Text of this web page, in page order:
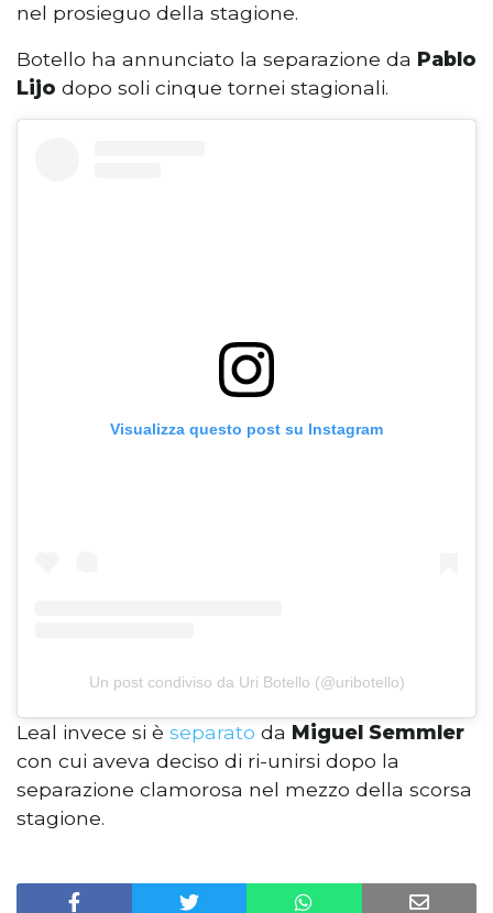
nel prosieguo della stagione.
Botello ha annunciato la separazione da Pablo
Lijo dopo soli cinque tornei stagionali.
Visualizza questo post su Instagram
Un post condiviso da Uri Botello (@uribotello)
Leal invece si è separato da Miguel Semmler
con cui aveva deciso di ri-unirsi dopo la
separazione clamorosa nel mezzo della scorsa
stagione.